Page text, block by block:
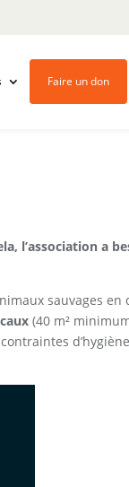
Faire un don
l’association a
sauvages en
(40 m²